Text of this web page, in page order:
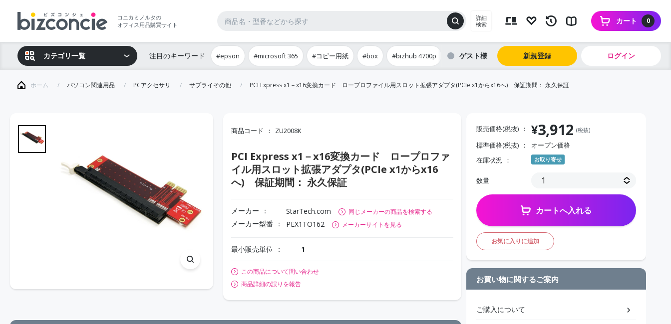
コニカミノルタの
オフィス用品購買サイト
詳細
検索
0
カート
カテゴリ一覧 注目のキーワード #epson #microsoft 365 #コピー用紙 #box #bizhub 4700p ゲスト 新規登録 ログイン
ホーム パソコン関連用品 PCアクセサリ サプライその他 PCI Express x1－x16変換カード ロープロファイル用スロット拡張アダプタ(PCIe x1からx16へ) 保証期間： 永久保証
商品コード ZU2008K
PCI Express x1－x16変換カード ロープロファ
イル用スロット拡張アダプタ(PCIe x1からx16
へ) 保証期間： 永久保証
メーカー StarTech.com 同じメーカーの商品を検索する
メーカー型番 PEX1TO162 メーカーサイトを見る
最小販売単位 1
この商品について問い合わせ
商品詳細の誤りを報告
販売価格(税抜) ¥3,912 (税抜)
標準価格(税抜)
オープン価格
在庫状況
お取り寄せ
数量
カートへ入れる
お気に入りに追加
お買い物に関するご案内
ご購入について